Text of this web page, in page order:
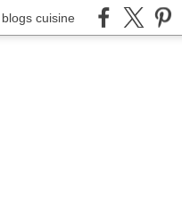
cuisine